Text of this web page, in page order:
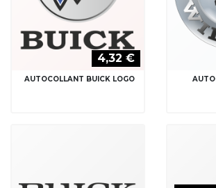
4,32 €
AUTOCOLLANT BUICK LOGO